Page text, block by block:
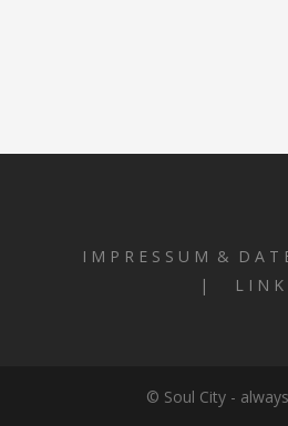
I M P R E S S U M & D A T
| L I N K
© Soul City -